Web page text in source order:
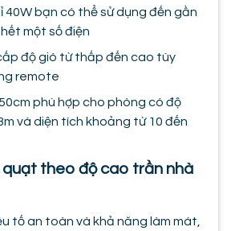
40W bạn có thể sử dụng đến gần
một số điện
độ gió từ thấp đến cao tùy
remote
phù hợp cho phòng có độ
và diện tích khoảng từ 10 đến
quạt theo độ cao trần nhà
tố an toàn và khả năng làm mát,